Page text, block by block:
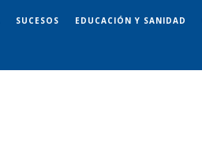
SUCESOS EDUCACIÓN Y SANIDAD